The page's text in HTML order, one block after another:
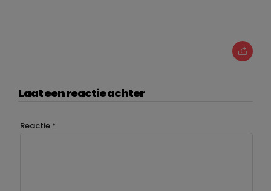
Laat een reactie achter
Reactie *